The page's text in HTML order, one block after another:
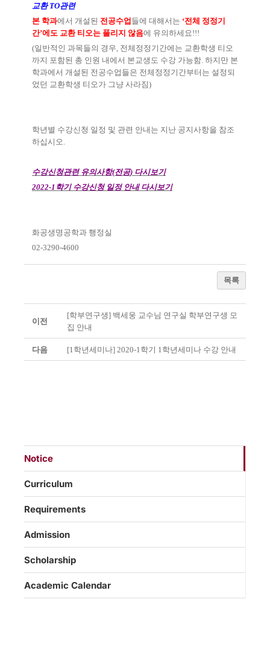
교환TO관련
본 학과에서 개설된 전공수업들에 대해서는 ‘전체 정정기
간’에도 교환 티오는 풀리지 않음에 유의하세요 !!!
(일반적인 과목들의 경우 전체정정기간에는 교환학생 티오
까지 포함된 총 인원 내에서 본교생도 수강 가능함 하지만 본
학과에서 개설된 전공수업들은 전체정정기간부터는 설정되
었던 교환학생 티오가 그냥 사라짐)
학년별 수강신청 일정 및 관련 안내는 지난 공지사항을 참조
하십시오
수강신청관련 유의사항(전공) 다시보기
2022-1 학기 수강신청 일정 안내 다시보기
화공생명공학과 행정실
02-3290-4600
목록
이전
[학부연구생] 백세웅 교수님 연구실 학부연구생 모
집 안내
다음 [1학년세미나] 2020-1학기 1학년세미나 수강 안내
Notice
Curriculum
Requirements
Admission
Scholarship
Academic Calendar